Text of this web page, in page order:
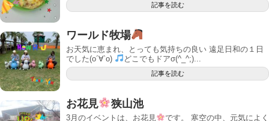
記事を読む
ワールド牧場
お天気に恵まれ、とっても気持ちの良い 遠足日和の１日
でした(о´∀`о)
どこでもドアσ(^_^;)...
記事を読む
お花見 狭山池
3月のイベントは、お花見
です。 寒空の中、元気によく